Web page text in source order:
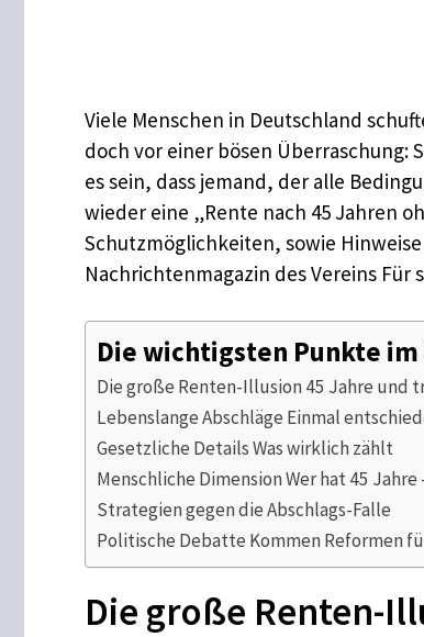
Viele Menschen in Deutschland
doch vor einer bösen Überraschung:
es sein, dass jemand, der alle
wieder eine „Rente nach 45 Jahren
Schutzmöglichkeiten, sowie
Nachrichtenmagazin des Vereins Für
Die wichtigsten Punkte
Die große Renten-Illusion 45 Jahre und
Lebenslange Abschläge Einmal
Gesetzliche Details Was wirklich zählt
Menschliche Dimension Wer hat 45
Strategien gegen die Abschlags-Falle
Politische Debatte Kommen Reformen
Die große Renten-